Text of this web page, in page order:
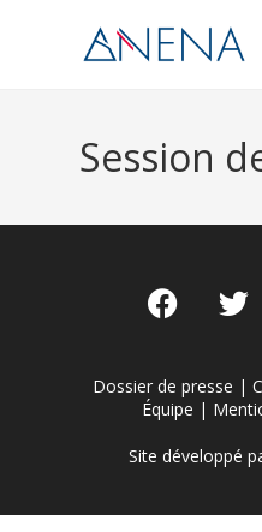
Session
Dossier de presse |
Équipe |
Site développé